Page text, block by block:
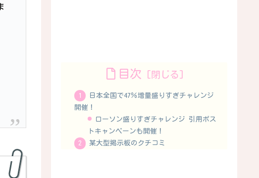
目次
日本全国で47％増量盛りすぎチャレンジ
開催！
ローソン盛りすぎチャレンジ 引用ポス
トキャンペーンも開催！
某大型掲示板のクチコミ